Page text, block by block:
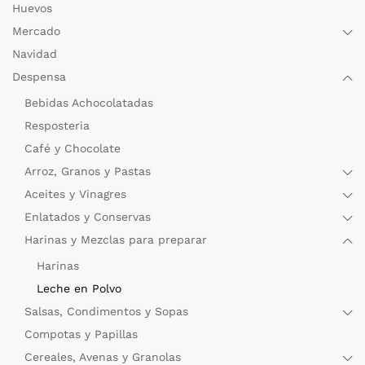
Huevos
Mercado
Navidad
Despensa
Bebidas Achocolatadas
Resposteria
Café y Chocolate
Arroz, Granos y Pastas
Aceites y Vinagres
Enlatados y Conservas
Harinas y Mezclas para preparar
Harinas
Leche en Polvo
Salsas, Condimentos y Sopas
Compotas y Papillas
Cereales, Avenas y Granolas